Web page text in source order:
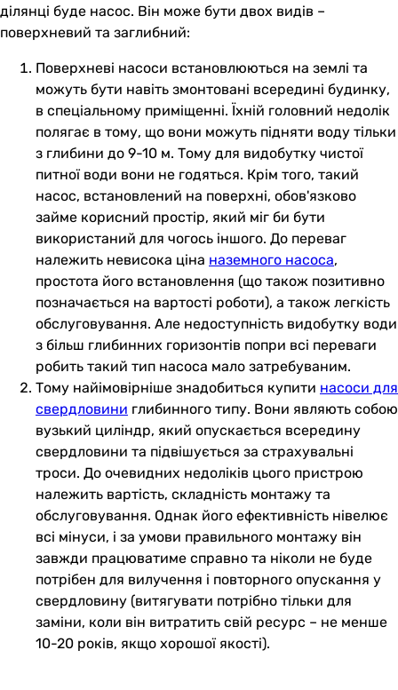
ділянці буде насос. Він може бути двох видів –
поверхневий та заглибний:
Поверхневі насоси встановлюються на землі та
можуть бути навіть змонтовані всередині будинку,
в спеціальному приміщенні. Їхній головний недолік
полягає в тому, що вони можуть підняти воду тільки
з глибини до 9-10 м. Тому для видобутку чистої
питної води вони не годяться. Крім того, такий
насос, встановлений на поверхні, обов'язково
займе корисний простір, який міг би бути
використаний для чогось іншого. До переваг
належить невисока ціна наземного насоса,
простота його встановлення (що також позитивно
позначається на вартості роботи), а також легкість
обслуговування. Але недоступність видобутку води
з більш глибинних горизонтів попри всі переваги
робить такий тип насоса мало затребуваним.
Тому найімовірніше знадобиться купити насоси для
свердловини глибинного типу. Вони являють собою
вузький циліндр, який опускається всередину
свердловини та підвішується за страхувальні
троси. До очевидних недоліків цього пристрою
належить вартість, складність монтажу та
обслуговування. Однак його ефективність нівелює
всі мінуси, і за умови правильного монтажу він
завжди працюватиме справно та ніколи не буде
потрібен для вилучення і повторного опускання у
свердловину (витягувати потрібно тільки для
заміни, коли він витратить свій ресурс – не менше
10-20 років, якщо хорошої якості).